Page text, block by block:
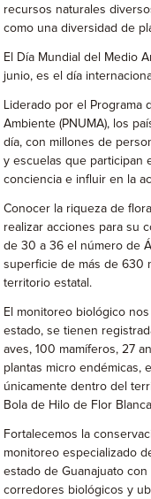
recursos naturales
como una diversidad de
El Día Mundial del Medio
junio, es el día
Liderado por el Programa
Ambiente (PNUMA), los
día, con millones de
y escuelas que participan
conciencia e influir en la
Conocer la riqueza de
realizar acciones para su
de 30 a 36 el número de
superficie de más de 630
territorio estatal.
El monitoreo biológico
estado, se tienen
aves, 100 mamíferos, 27
plantas micro endémicas,
únicamente dentro del
Bola de Hilo de Flor
Fortalecemos la
monitoreo especializado
estado de Guanajuato
corredores biológicos y